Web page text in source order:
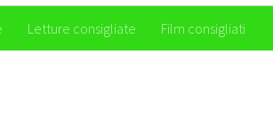
Letture consigliate Film consigliati